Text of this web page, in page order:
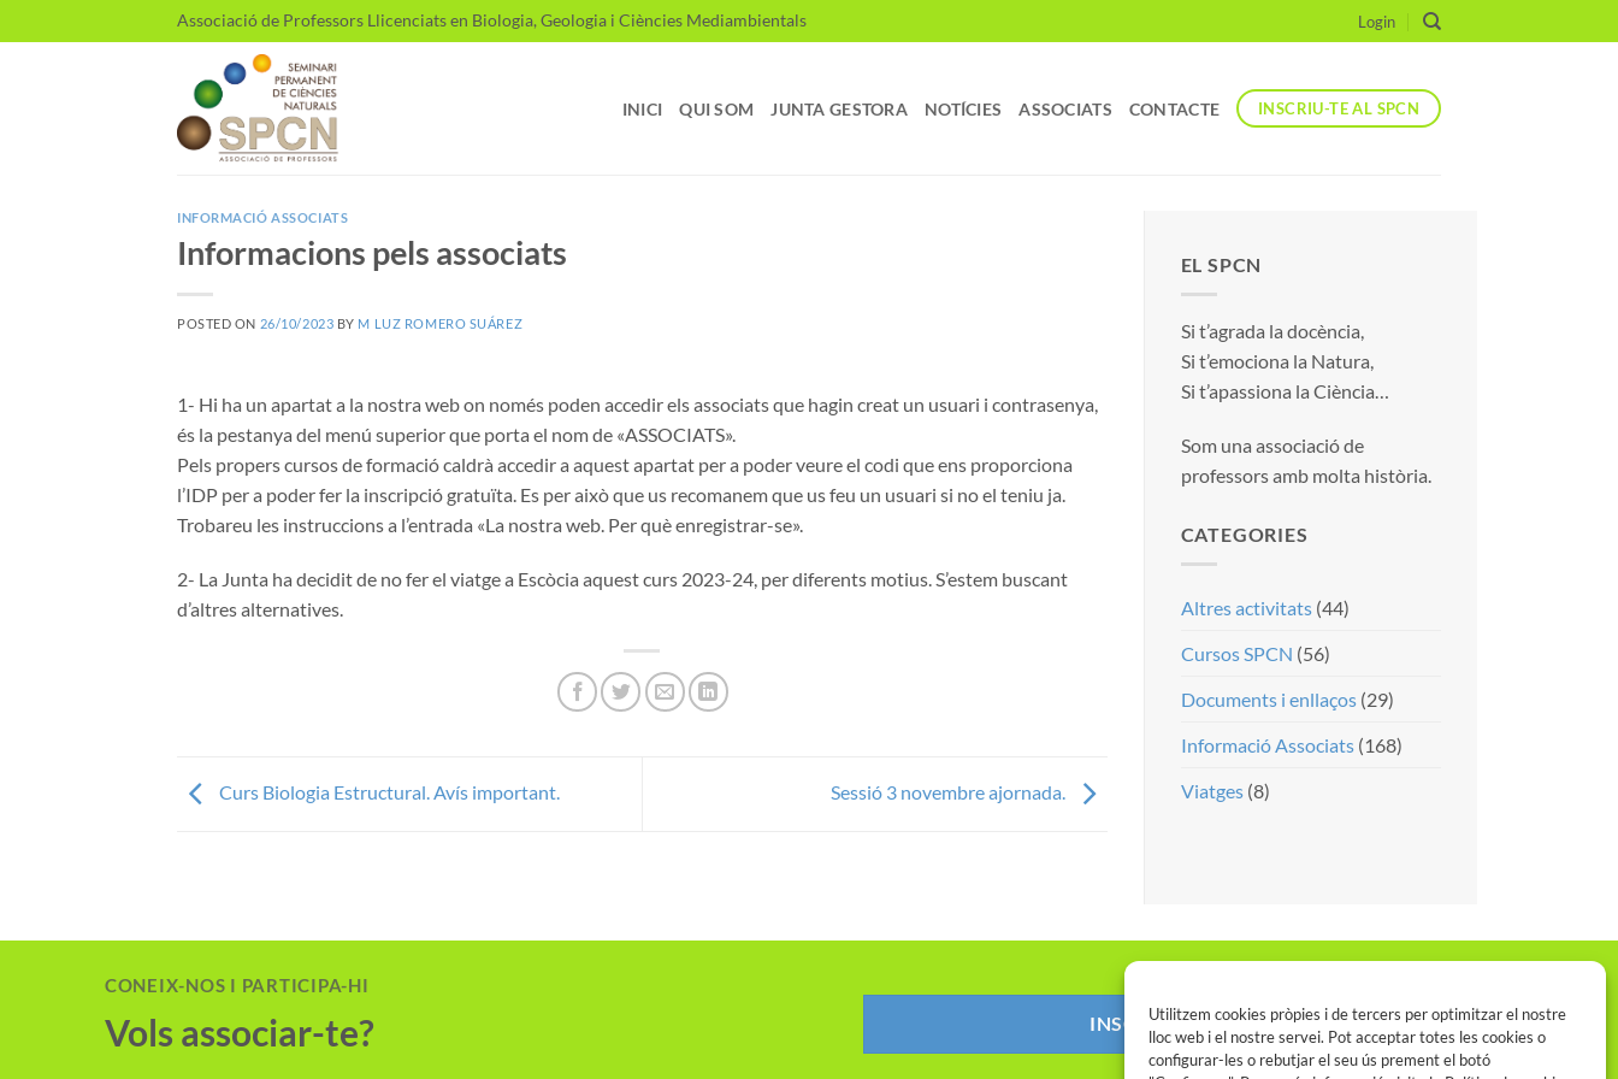
Utilitzem cookies pròpies i de tercers per optimitzar el nostre
lloc web i el nostre servei. Pot acceptar totes les cookies o
configurar-les o rebutjar el seu ús prement el botó
to
Associació de Professors Llicenciats en Biologia, Geologia i Ciències Mediambientals Login
INICI QUI SOM JUNTA GESTORA NOTÍCIES ASSOCIATS CONTACTE INSCRIU-TE AL SPCN
INFORMACIÓ ASSOCIATS
Informacions pels associats
POSTED ON 26/10/2023 BY M LUZ ROMERO SUÁREZ
1- Hi ha un apartat a la nostra web on només poden accedir els associats que hagin creat un usuari i contrasenya,
és la pestanya del menú superior que porta el nom de «ASSOCIATS».
Pels propers cursos de formació caldrà accedir a aquest apartat per a poder veure el codi que ens proporciona
l’IDP per a poder fer la inscripció gratuïta. Es per això que us recomanem que us feu un usuari si no el teniu ja.
Trobareu les instruccions a l’entrada «La nostra web. Per què enregistrar-se».
2- La Junta ha decidit de no fer el viatge a Escòcia aquest curs 2023-24, per diferents motius. S’estem buscant
d’altres alternatives.
Curs Biologia Estructural. Avís important. Sessió 3 novembre ajornada.
EL SPCN
Si t’agrada la docència,
Si t’emociona la Natura,
Si t’apassiona la Ciència…
Som una associació de
professors amb molta història.
CATEGORIES
Altres activitats(44)
Cursos SPCN (56)
Documents i enllaços(29)
Informació Associats(168)
Viatges(8)
CONEIX-NOS I PARTICIPA-HI
Vols associar-te? INSCRIU-TE AL SPCN